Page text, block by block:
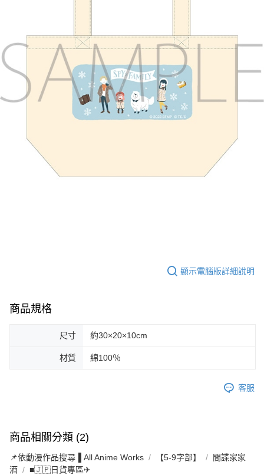
宅配-離島(澎湖/金門/馬祖)-木棉花樂園專用
黑貓宅配-貨到付款
每筆NT$150
顯示電腦版詳細說明
商品規格
尺寸 約30×20×10cm
材質 綿100％
客服
商品相關分類 (2)
📌依動漫作品搜尋▐ All Anime Works 【5-9字部】
間諜家家
酒
■🇯🇵日貨專區✈